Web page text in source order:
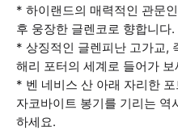
* 하이랜드의 매력적인 관문
후 웅장한 글렌코로 향합니다.
* 상징적인 글렌피난 고가교,
해리 포터의 세계로 들어가 보
* 벤 네비스 산 아래 자리한
자코바이트 봉기를 기리는 역
하세요.